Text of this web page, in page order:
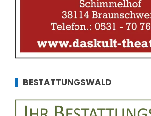
BESTATTUNGSWALD